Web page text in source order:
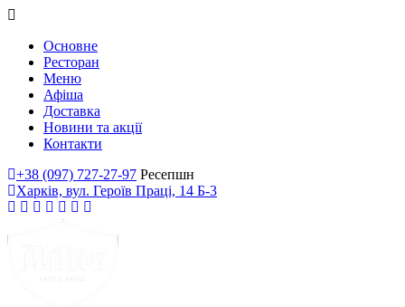
Основне
Ресторан
Меню
Афіша
Доставка
Новини та акції
Контакти
+38 (097) 727-27-97 Ресепшн
Харків, вул. Героїв Праці, 14 Б-3